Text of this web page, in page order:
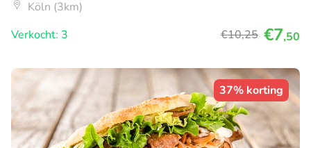
Köln (3km)
Verkocht: 3
€10,25 €7,50
37% korting